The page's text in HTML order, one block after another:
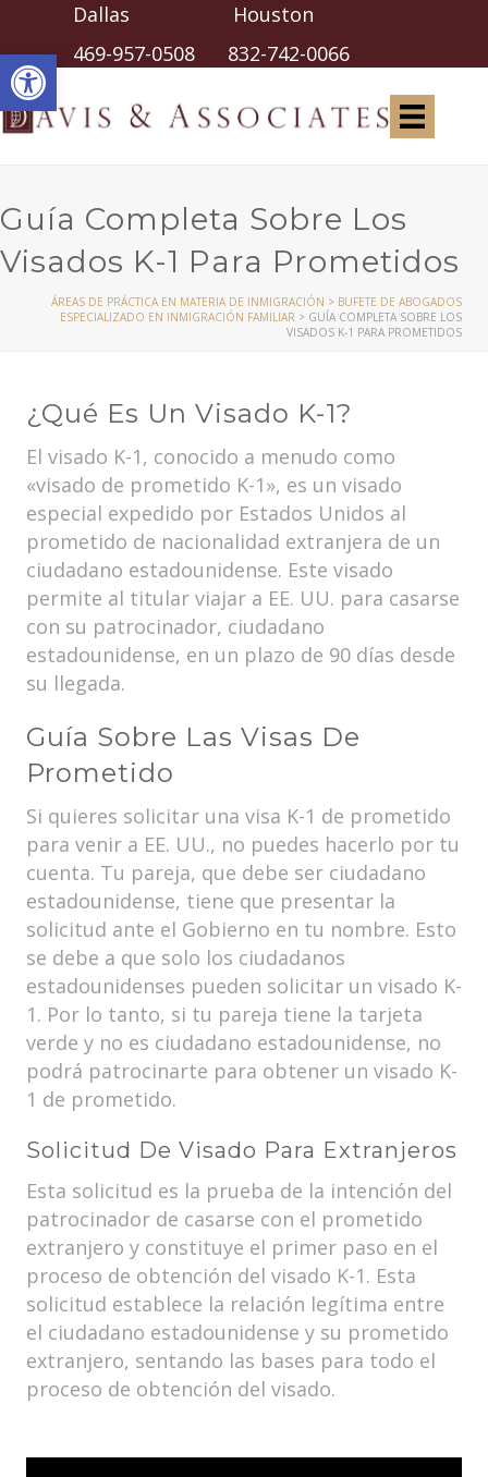
Abrir barra de herramientas
Dallas Houston
469-957-0508 832-742-0066
Guía Completa Sobre Los
Visados K-1 Para Prometidos
ÁREAS DE PRÁCTICA EN MATERIA DE INMIGRACIÓN > BUFETE DE ABOGADOS
ESPECIALIZADO EN INMIGRACIÓN FAMILIAR > GUÍA COMPLETA SOBRE LOS
VISADOS K-1 PARA PROMETIDOS
¿Qué Es Un Visado K-1?
El visado K-1, conocido a menudo como
«visado de prometido K-1», es un visado
especial expedido por Estados Unidos al
prometido de nacionalidad extranjera de un
ciudadano estadounidense. Este visado
permite al titular viajar a EE. UU. para casarse
con su patrocinador, ciudadano
estadounidense, en un plazo de 90 días desde
su llegada.
Guía Sobre Las Visas De
Prometido
Si quieres solicitar una visa K-1 de prometido
para venir a EE. UU., no puedes hacerlo por tu
cuenta. Tu pareja, que debe ser ciudadano
estadounidense, tiene que presentar la
solicitud ante el Gobierno en tu nombre. Esto
se debe a que solo los ciudadanos
estadounidenses pueden solicitar un visado K-
1. Por lo tanto, si tu pareja tiene la tarjeta
verde y no es ciudadano estadounidense, no
podrá patrocinarte para obtener un visado K-
1 de prometido.
Solicitud De Visado Para Extranjeros
Esta solicitud es la prueba de la intención del
patrocinador de casarse con el prometido
extranjero y constituye el primer paso en el
proceso de obtención del visado K-1. Esta
solicitud establece la relación legítima entre
el ciudadano estadounidense y su prometido
extranjero, sentando las bases para todo el
proceso de obtención del visado.